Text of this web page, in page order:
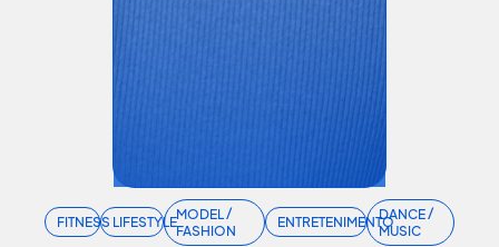
FITNESS LIFESTYLEMODEL /
FASHION
ENTRETENIMENTODANCE /
MUSIC